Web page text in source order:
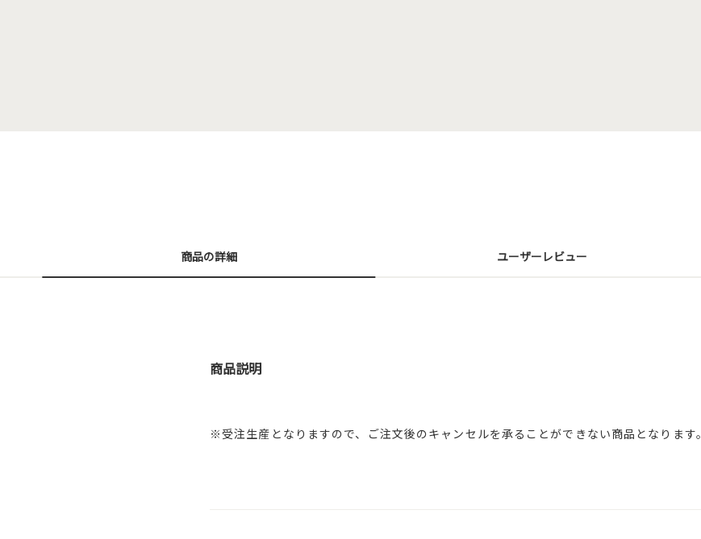
商品の詳細 ユーザーレビュー
商品説明
※受注生産となりますので、ご注文後のキャンセルを承ることができない商品となります。